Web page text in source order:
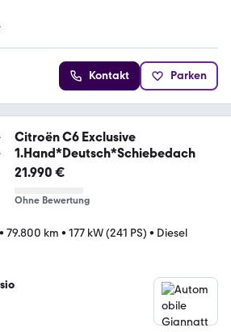
Kontakt Parken
Citroën C6 Exclusive
1.Hand*Deutsch*Schiebedach
21.990 €
Ohne Bewertung
• 79.800 km • 177 kW (241 PS) • Diesel